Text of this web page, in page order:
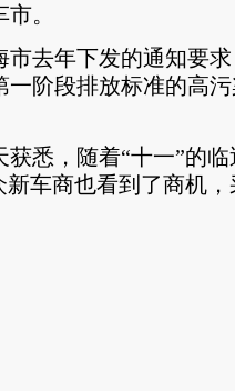
。
年下发的通知要求
一阶段排放标准的高
，随着“十一”的临
新车商也看到了商机